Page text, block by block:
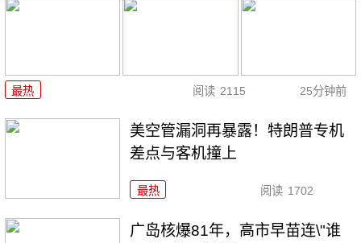
最热 阅读 2115 25分钟前
美空管漏洞再暴露！特朗普专机
差点与客机撞上
最热 阅读 1702
广岛核爆81年，高市早苗连\"谁